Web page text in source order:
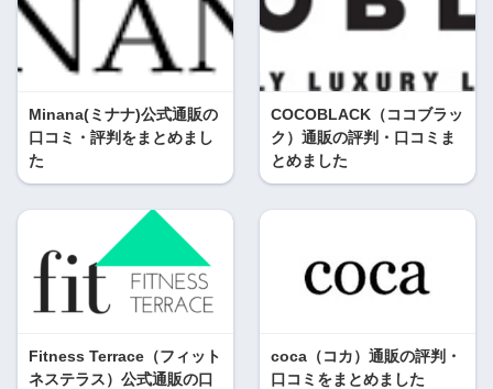
Minana(ミナナ)公式通販の
口コミ・評判をまとめまし
た
COCOBLACK（ココブラッ
ク）通販の評判・口コミま
とめました
Fitness Terrace（フィット
ネステラス）公式通販の口
coca（コカ）通販の評判・
口コミをまとめました